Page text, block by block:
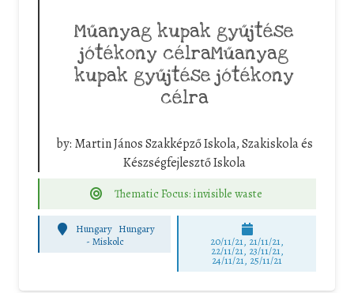
Műanyag kupak gyűjtése
jótékony célraMűanyag
kupak gyűjtése jótékony
célra
by: Martin János Szakképző Iskola, Szakiskola és
Készségfejlesztő Iskola
Thematic Focus: invisible waste
Hungary Hungary
- Miskolc 20/11/21, 21/11/21,
22/11/21, 23/11/21,
24/11/21, 25/11/21